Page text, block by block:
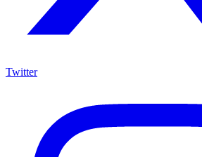
Twitter